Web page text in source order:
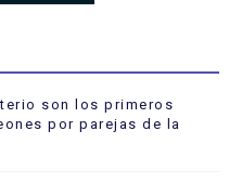
son los primeros
por parejas de la